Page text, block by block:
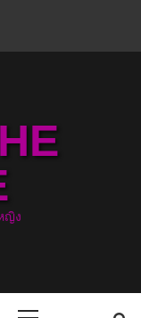
ญิง